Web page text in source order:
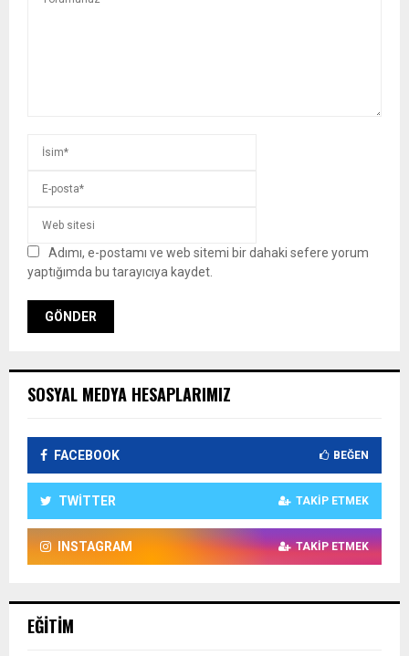
Adımı, e-postamı ve web sitemi bir dahaki sefere yorum
yaptığımda bu tarayıcıya kaydet.
SOSYAL MEDYA HESAPLARIMIZ
FACEBOOK BEĞEN
TWITTER TAKIP ETMEK
INSTAGRAM TAKIP ETMEK
EĞITIM